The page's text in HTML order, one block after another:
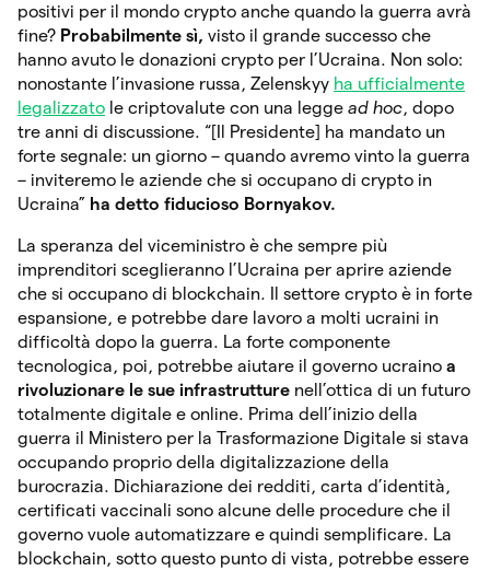
positivi per il mondo crypto anche quando la guerra avrà
fine? Probabilmente sì, visto il grande successo che
hanno avuto le donazioni crypto per l’Ucraina. Non solo:
nonostante l’invasione russa, Zelenskyy ha ufficialmente
legalizzato le criptovalute con una legge ad hoc, dopo
tre anni di discussione. “[Il Presidente] ha mandato un
forte segnale: un giorno – quando avremo vinto la guerra
– inviteremo le aziende che si occupano di crypto in
Ucraina” ha detto fiducioso Bornyakov.
La speranza del viceministro è che sempre più
imprenditori sceglieranno l’Ucraina per aprire aziende
che si occupano di blockchain. Il settore crypto è in forte
espansione, e potrebbe dare lavoro a molti ucraini in
difficoltà dopo la guerra. La forte componente
tecnologica, poi, potrebbe aiutare il governo ucraino a
rivoluzionare le sue infrastrutture nell’ottica di un futuro
totalmente digitale e online. Prima dell’inizio della
guerra il Ministero per la Trasformazione Digitale si stava
occupando proprio della digitalizzazione della
burocrazia. Dichiarazione dei redditi, carta d’identità,
certificati vaccinali sono alcune delle procedure che il
governo vuole automatizzare e quindi semplificare. La
blockchain, sotto questo punto di vista, potrebbe essere